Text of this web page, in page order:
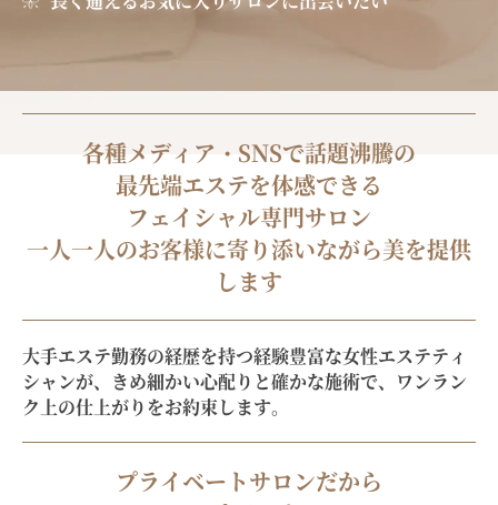
各種メディア・SNSで話題沸騰の
最先端エステを体感できる
フェイシャル専門サロン
一人一人のお客様に寄り添いながら美を提供
します
大手エステ勤務の経歴を持つ経験豊富な女性エステティ
シャンが、きめ細かい心配りと確かな施術で、 ワンラン
ク上の仕上がりをお約束します。
プライベートサロンだから